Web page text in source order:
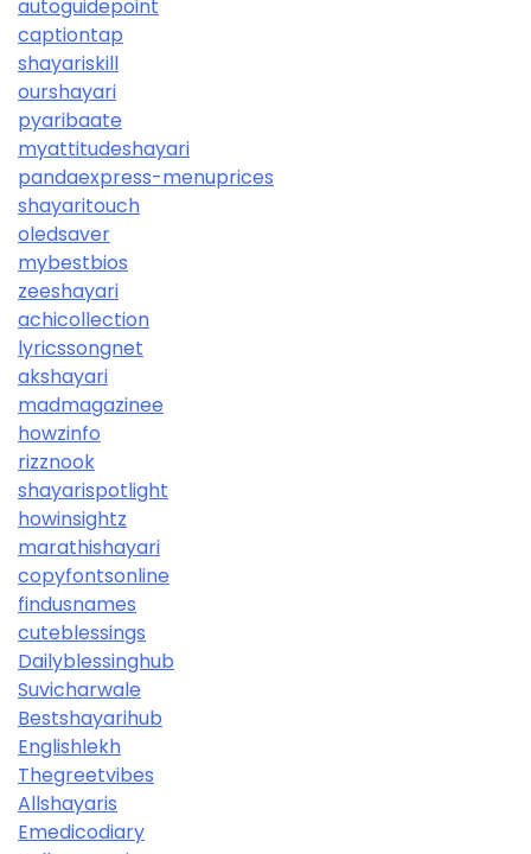
autoguidepoint
captiontap
shayariskill
ourshayari
pyaribaate
myattitudeshayari
pandaexpress-menuprices
shayaritouch
oledsaver
mybestbios
zeeshayari
achicollection
lyricssongnet
akshayari
madmagazinee
howzinfo
rizznook
shayarispotlight
howinsightz
marathishayari
copyfontsonline
findusnames
cuteblessings
Dailyblessinghub
Suvicharwale
Bestshayarihub
Englishlekh
Thegreetvibes
Allshayaris
Emedicodiary